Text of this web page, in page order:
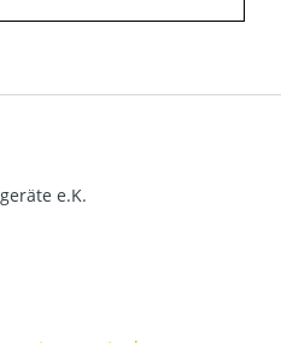
e.K.